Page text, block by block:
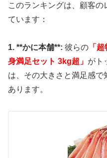
このランキングは、顧客
ています：
1. **かに本舗**: 彼らの 「
身満足セット 3kg超」 がト
は、その大きさと満足感
あります。